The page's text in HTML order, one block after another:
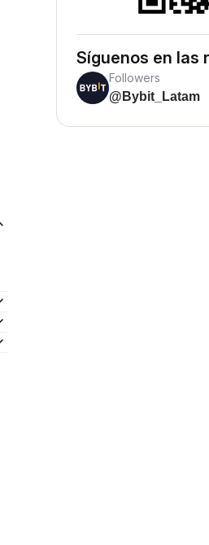
Síguenos en las
Followers
@Bybit_Latam